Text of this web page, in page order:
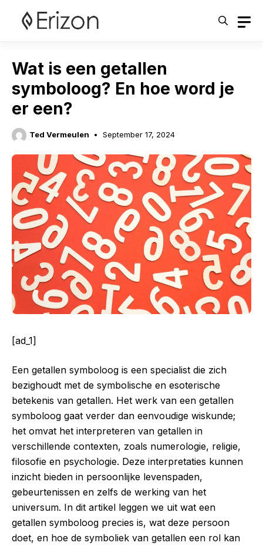
Wat is een getallen
symboloog? En hoe word je
er een?
Ted Vermeulen September 17, 2024
[ad_1]
Een getallen symboloog is een specialist die zich
bezighoudt met de symbolische en esoterische
betekenis van getallen. Het werk van een getallen
symboloog gaat verder dan eenvoudige wiskunde;
het omvat het interpreteren van getallen in
verschillende contexten, zoals numerologie, religie,
filosofie en psychologie. Deze interpretaties kunnen
inzicht bieden in persoonlijke levenspaden,
gebeurtenissen en zelfs de werking van het
universum. In dit artikel leggen we uit wat een
getallen symboloog precies is, wat deze persoon
doet, en hoe de symboliek van getallen een rol kan